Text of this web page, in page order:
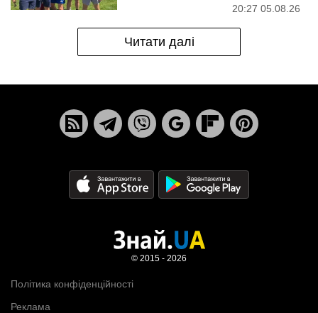
20:27 05.08.26
Читати далі
Політика конфіденційності
Реклама
© 2015 - 2026